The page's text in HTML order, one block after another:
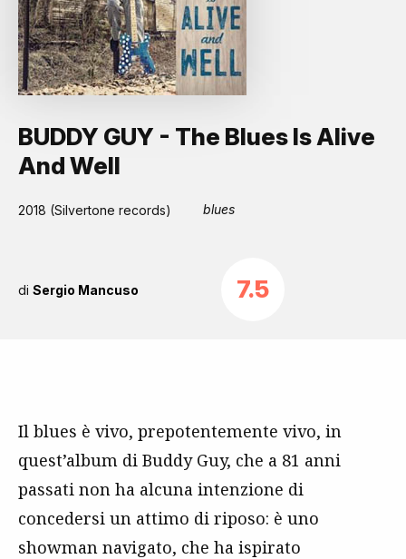
BUDDY GUY - The Blues Is Alive
And Well
2018 (Silvertone records) blues
di Sergio Mancuso 7.5
Il blues è vivo, prepotentemente vivo, in
quest’album di Buddy Guy, che a 81 anni
passati non ha alcuna intenzione di
concedersi un attimo di riposo: è uno
showman navigato, che ha ispirato